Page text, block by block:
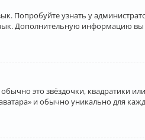
Попробуйте узнать у
Дополнительную информацию
это звёздочки, квадратики
и обычно уникально для